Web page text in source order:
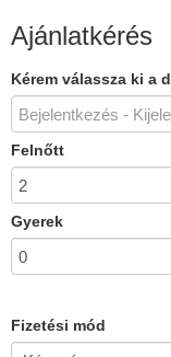
Ajánlatkérés
Kérem válassza ki a
Felnőtt
Gyerek
Fizetési mód